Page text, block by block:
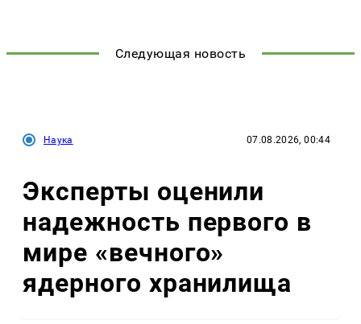
Следующая новость
Наука 07.08.2026, 00:44
Эксперты оценили
надежность первого в
мире «вечного»
ядерного хранилища